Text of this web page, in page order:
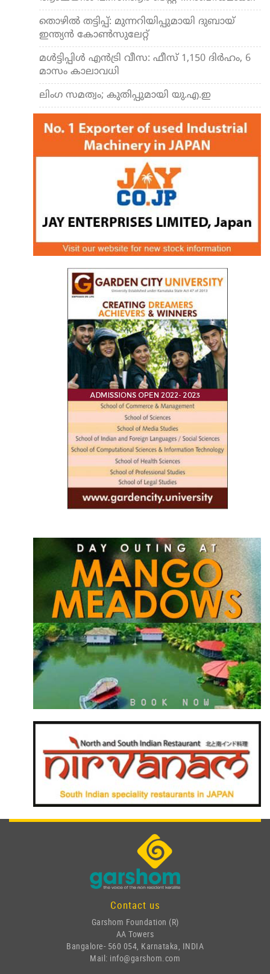
തൊഴില്‍ തട്ടിപ്പ്: മുന്നറിയിപ്പുമായി ദുബായ്
ഇന്ത്യന്‍ കോണ്‍സുലേറ്റ്
മള്‍ട്ടിപ്പിള്‍ എന്‍ട്രി വീസ: ഫീസ് 1,150 ദിര്‍ഹം, 6
മാസം കാലാവധി
ലിംഗ സമത്വം; കുതിപ്പുമായി യു.എ.ഇ
Contact us
Garshom Foundation (R)
AA Towers
Bangalore- 560 054, Karnataka, INDIA
Mail: info@garshom.com